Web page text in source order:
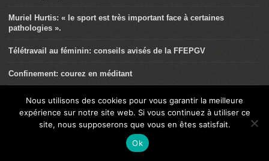
Muriel Hurtis: « le sport est très important face à certaines
pathologies ».
Télétravail au féminin: conseils avisés de la FFEPGV
Confinement: courez en méditant
Les ultra-traileurs sont-ils malades?
Entorse de cheville chez le traileur
Nous utilisons des cookies pour vous garantir la meilleure
expérience sur notre site web. Si vous continuez à utiliser ce
site, nous supposerons que vous en êtes satisfait.
Ok